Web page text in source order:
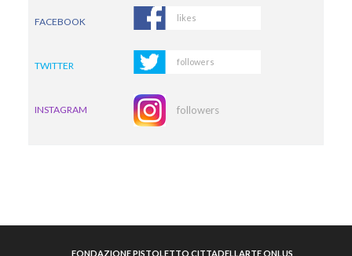
FACEBOOK likes
TWITTER followers
INSTAGRAM followers
FONDAZIONE PISTOLETTO CITTADELLARTE ONLUS